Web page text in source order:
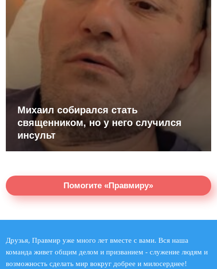
Михаил собирался стать
священником, но у него случился
инсульт
Помогите «Правмиру»
Друзья, Правмир уже много лет вместе с вами. Вся наша
команда живет общим делом и призванием - служение людям и
возможность сделать мир вокруг добрее и милосерднее!